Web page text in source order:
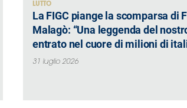
LUTTO
La FIGC piange la scomparsa di
Malagò: “Una leggenda del
entrato nel cuore di milioni di
31 luglio 2026